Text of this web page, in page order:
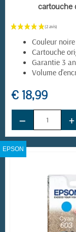
cartouche
Couleur noire
Cartouche
Garantie 3
Volume
€ 18,99
− +
EPSON